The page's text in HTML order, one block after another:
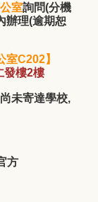
室詢問(分機
辦理(逾期恕
室C202】
發樓2樓
未寄達學校,
官方